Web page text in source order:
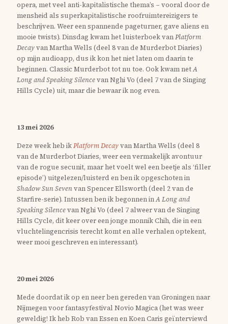
opera, met veel anti-kapitalistische thema’s – vooral door de
mensheid als superkapitalistische roofruimtereizigers te
beschrijven. Weer een spannende pageturner, gave aliens en
mooie twists). Dinsdag kwam het luisterboek vanPlatform
Decayvan Martha Wells (deel 8 van de Murderbot Diaries)
op mijn audioapp, dus ik kon het niet laten om daarin te
beginnen. Classic Murderbot tot nu toe. Ook kwam netA
Long and Speaking Silencevan Nghi Vo (deel 7 van de Singing
Hills Cycle) uit, maar die bewaar ik nog even.
13 mei 2026
Deze week heb ikPlatform Decayvan Martha Wells (deel 8
van de Murderbot Diaries, weer een vermakelijk avontuur
van de rogue secunit, maar het voelt wel een beetje als ‘filler
episode’) uitgelezen/luisterd en ben ik opgeschoten in
Shadow Sun Sevenvan Spencer Ellsworth (deel 2 van de
Starfire-serie). Intussen ben ik begonnen inA Long and
Speaking Silencevan Nghi Vo (deel 7 alweer van de Singing
Hills Cycle, dit keer over een jonge monnik Chih, die in een
vluchtelingencrisis terecht komt en alle verhalen optekent,
weer mooi geschreven en interessant).
20 mei 2026
Mede doordat ik op en neer ben gereden van Groningen naar
Nijmegen voor fantasyfestival Novio Magica (het was weer
geweldig! Ik heb Rob van Essen en Koen Caris geïnterviewd